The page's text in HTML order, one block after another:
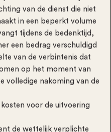
van de dienst die niet
in een beperkt volume
tijdens de bedenktijd,
een bedrag verschuldigd
van de verbintenis dat
op het moment van
volledige nakoming van de
voor de uitvoering
de wettelijk verplichte